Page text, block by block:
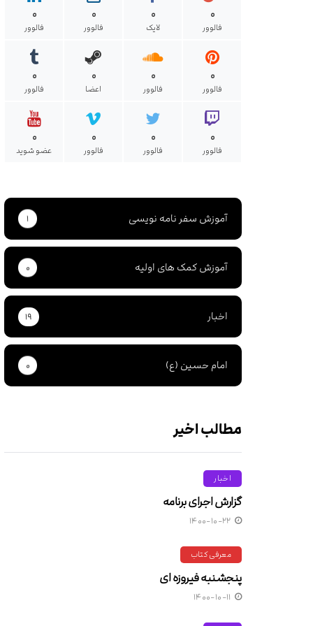
۰
فالوور
۰
لایک
۰
فالوور
۰
فالوور
۰
فالوور
۰
فالوور
۰
اعضا
۰
فالوور
۰
فالوور
۰
فالوور
۰
فالوور
۰
عضو شوید
آموزش سفر نامه نویسی ۱
آموزش کمک های اولیه ۰
اخبار ۱۹
امام حسین (ع) ۰
مطالب اخیر
اخبار
گزارش اجرای برنامه
۱۴۰۰-۱۰-۲۲
معرفی کتاب
پنجشنبه فیروزه ای
۱۴۰۰-۱۰-۱۱